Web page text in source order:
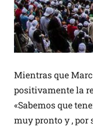
Mientras que
positivamente la
«Sabemos que
muy pronto y , por